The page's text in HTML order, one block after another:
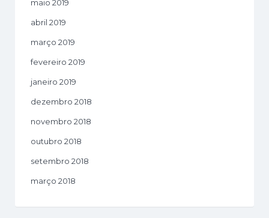
maio 2019
abril 2019
março 2019
fevereiro 2019
janeiro 2019
dezembro 2018
novembro 2018
outubro 2018
setembro 2018
março 2018